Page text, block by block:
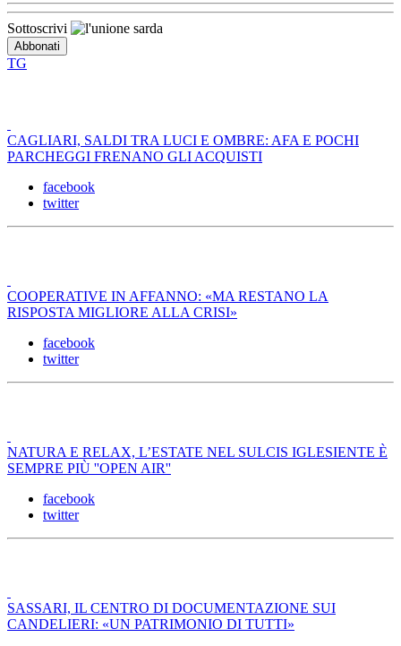
Sottoscrivi
TG
CAGLIARI, SALDI TRA LUCI E OMBRE: AFA E POCHI
PARCHEGGI FRENANO GLI ACQUISTI
facebook
twitter
COOPERATIVE IN AFFANNO: «MA RESTANO LA
RISPOSTA MIGLIORE ALLA CRISI»
facebook
twitter
NATURA E RELAX, L’ESTATE NEL SULCIS IGLESIENTE È
SEMPRE PIÙ ''OPEN AIR''
facebook
twitter
SASSARI, IL CENTRO DI DOCUMENTAZIONE SUI
CANDELIERI: «UN PATRIMONIO DI TUTTI»